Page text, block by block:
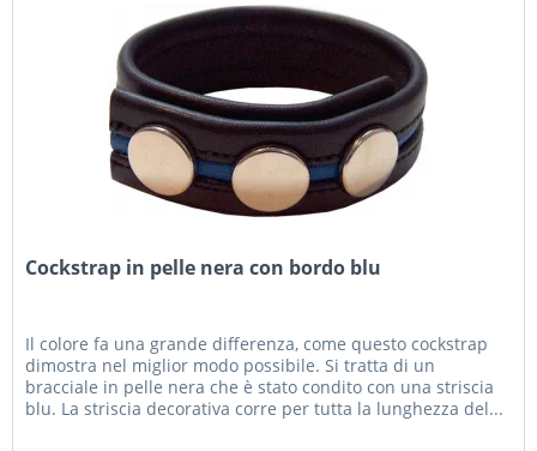
Cockstrap in pelle nera con bordo blu
Il colore fa una grande differenza, come questo cockstrap
dimostra nel miglior modo possibile. Si tratta di un
bracciale in pelle nera che è stato condito con una striscia
blu. La striscia decorativa corre per tutta la lunghezza del...